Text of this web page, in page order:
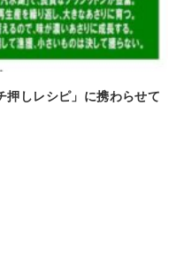
押しレシピ」に携わらせて